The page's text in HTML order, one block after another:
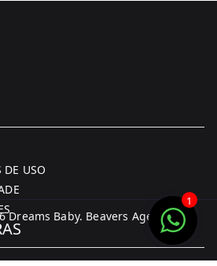
DE USO
Dreams Baby. Beavers Agency
1